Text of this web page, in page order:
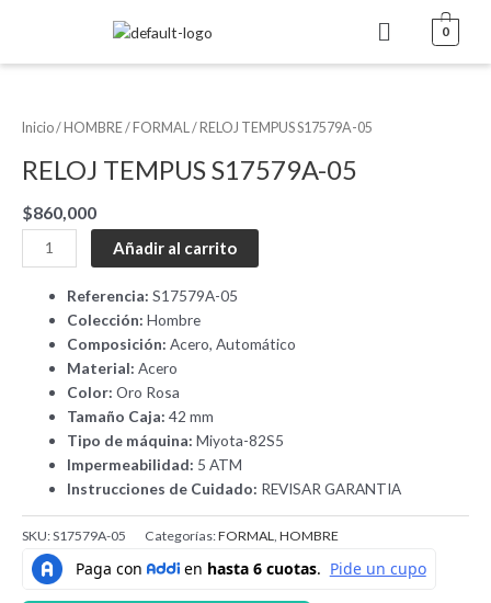
Menú 0
Inicio/ HOMBRE/ FORMAL/ RELOJ TEMPUS S17579A-05
RELOJ TEMPUS S17579A-05
$860,000
TEMPUS
05
Añadir al carrito
Referencia: S17579A-05
Colección:Hombre
Composición: Acero, Automático
Material: Acero
Color: Oro Rosa
Tamaño Caja: 42 mm
Tipo de máquina: Miyota-82S5
Impermeabilidad: 5 ATM
Instrucciones de Cuidado: REVISAR GARANTIA
SKU:S17579A-05 Categorías:FORMAL HOMBRE